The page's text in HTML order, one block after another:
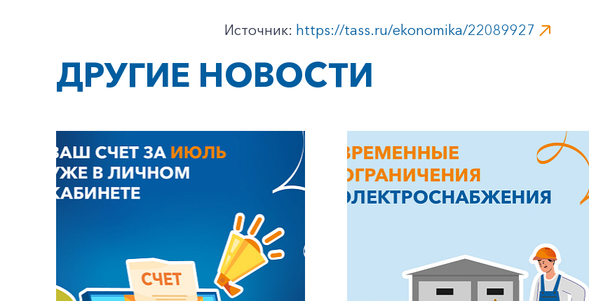
+7-800-700-24-57
Заказать обратный звонок
Частным клиентам
Корпоративным клиентам
Источник: https://tass.ru/ekonomika/22089927
ДРУГИЕ НОВОСТИ